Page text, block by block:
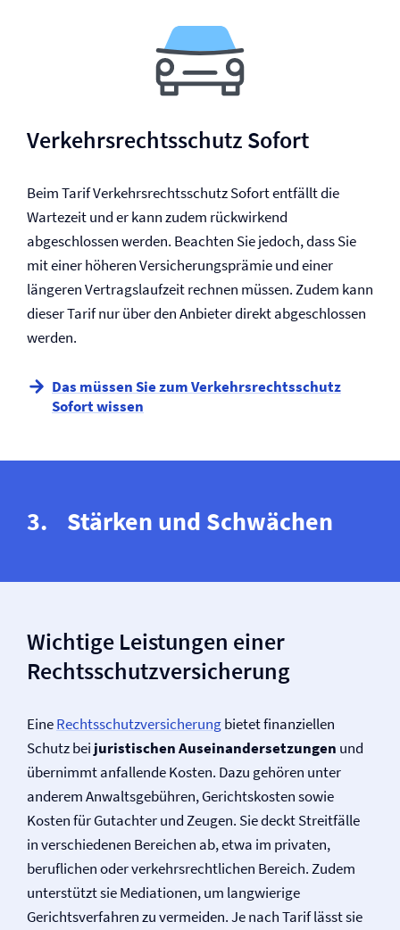
Verkehrs­rechtsschutz Sofort
Beim Tarif Verkehrs­rechtsschutz Sofort entfällt die
Wartezeit und er kann zudem rückwirkend
abgeschlossen werden. Beachten Sie jedoch, dass Sie
mit einer höheren Versicherungsprämie und einer
längeren Vertragslaufzeit rechnen müssen. Zudem kann
dieser Tarif nur über den Anbieter direkt abgeschlossen
werden.
Das müssen Sie zum Verkehrs­rechtsschutz
Sofort wissen
Stärken und Schwächen
Wichtige Leistungen einer
Rechtsschutz­versicherung
EineRechtsschutz­versicherungbietet finanziellen
Schutz bei juristischen Auseinandersetzungen und
übernimmt anfallende Kosten. Dazu gehören unter
anderem Anwaltsgebühren, Gerichtskosten sowie
Kosten für Gutachter und Zeugen. Sie deckt Streitfälle
in verschiedenen Bereichen ab, etwa im privaten,
beruflichen oder verkehrsrechtlichen Bereich. Zudem
unterstützt sie Mediationen, um langwierige
Gerichtsverfahren zu vermeiden. Je nach Tarif lässt sie